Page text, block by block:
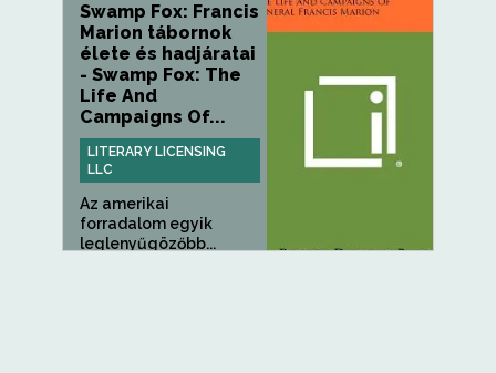
Swamp Fox: Francis
Marion tábornok
élete és hadjáratai
- Swamp Fox: The
Life And
Campaigns Of...
LITERARY LICENSING
LLC
Az amerikai
forradalom egyik
leglenyűgözőbb...